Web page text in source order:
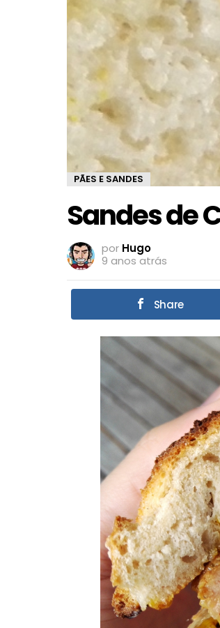
PÃES E SANDES
Sandes de
por Hugo
9 anos atrás
Share